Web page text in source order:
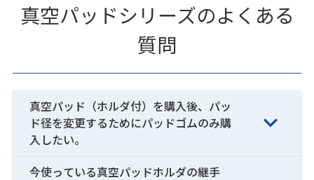
真空パッドシリーズのよくある
質問
真空パッド（ホルダ付）を購入後、パッ
ド径を変更するためにパッドゴムのみ購
入したい。
今使っている真空パッドホルダの継手